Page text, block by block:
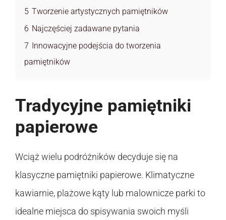
5 Tworzenie artystycznych pamiętników
6 Najczęściej zadawane pytania
7
Innowacyjne podejścia do tworzenia
pamiętników
Tradycyjne pamiętniki
papierowe
Wciąż wielu podróżników decyduje się na
klasyczne pamiętniki papierowe. Klimatyczne
kawiarnie, plażowe kąty lub malownicze parki to
idealne miejsca do spisywania swoich myśli